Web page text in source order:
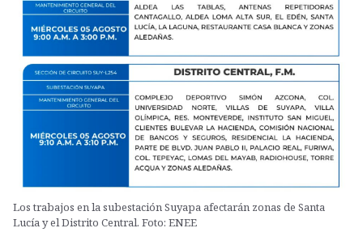
Los trabajos en la subestación Suyapa afectarán zonas de Santa
Lucía y el Distrito Central. Foto: ENEE